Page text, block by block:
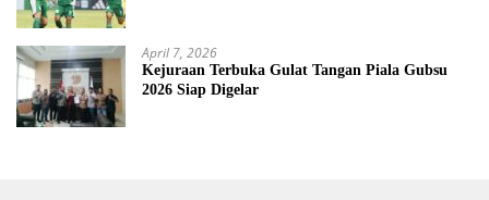
April 7, 2026
Kejuraan Terbuka Gulat Tangan Piala Gubsu
2026 Siap Digelar